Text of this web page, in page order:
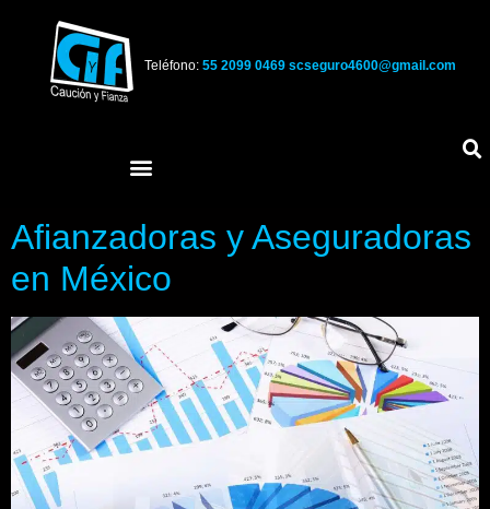
Teléfono: 55 2099 0469 scseguro4600@gmail.com
Afianzadoras y Aseguradoras
en México